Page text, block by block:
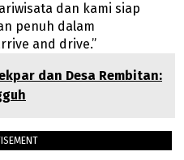
dan kami siap
penuh dalam
and drive.”
dan Desa Rembitan: